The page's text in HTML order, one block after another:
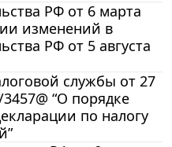
РФ от 6 марта
изменений в
РФ от 5 августа
службы от 27
“О порядке
по налогу